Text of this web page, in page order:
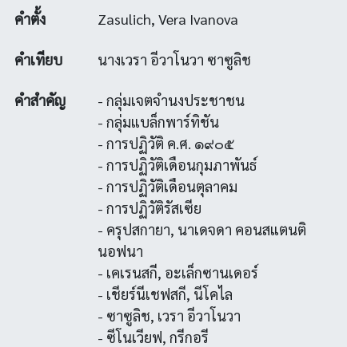
คำตั้ง Zasulich, Vera Ivanova
คำเทียบ นางเวรา อีวาโนวา ซาซูลิช
คำสำคัญ
- กลุ่มเจตจำนงประชาชน
- กลุ่มแบล็กพาร์ทิชัน
- การปฏิวัติ ค.ศ. ๑๙๐๕
- การปฏิวัติเดือนกุมภาพันธ์
- การปฏิวัติเดือนตุลาคม
- การปฏิวัติรัสเซีย
- ครุปสกายา, นาเดจดา คอนสแตนติ
นอฟนา
- เคเรนสกี, อะเล็กซานเดอร์
- เชียร์นีเชฟสกี, นีโคไล
- ซาซูลิช, เวรา อีวาโนวา
- ซีโนเวียฟ, กรีกอรี